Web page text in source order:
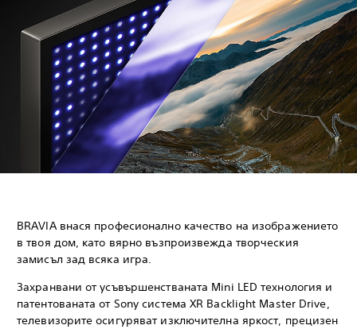
BRAVIA внася професионално качество на изображението
в твоя дом, като вярно възпроизвежда творческия
замисъл зад всяка игра.
Захранвани от усъвършенстваната Mini LED технология и
патентованата от Sony система XR Backlight Master Drive,
телевизорите осигуряват изключителна яркост, прецизен